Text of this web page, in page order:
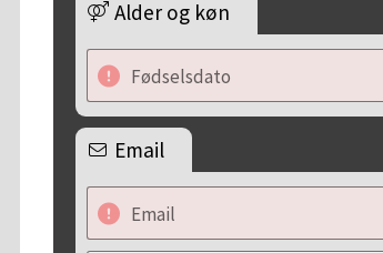
Alder og køn
Fødselsdato
Email
Email